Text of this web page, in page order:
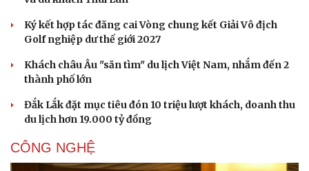
Ký kết hợp tác đăng cai Vòng chung kết Giải Vô địch
Golf nghiệp dư thế giới 2027
Khách châu Âu "săn tìm" du lịch Việt Nam, nhắm đến 2
thành phố lớn
Đắk Lắk đặt mục tiêu đón 10 triệu lượt khách, doanh thu
du lịch hơn 19.000 tỷ đồng
CÔNG NGHỆ